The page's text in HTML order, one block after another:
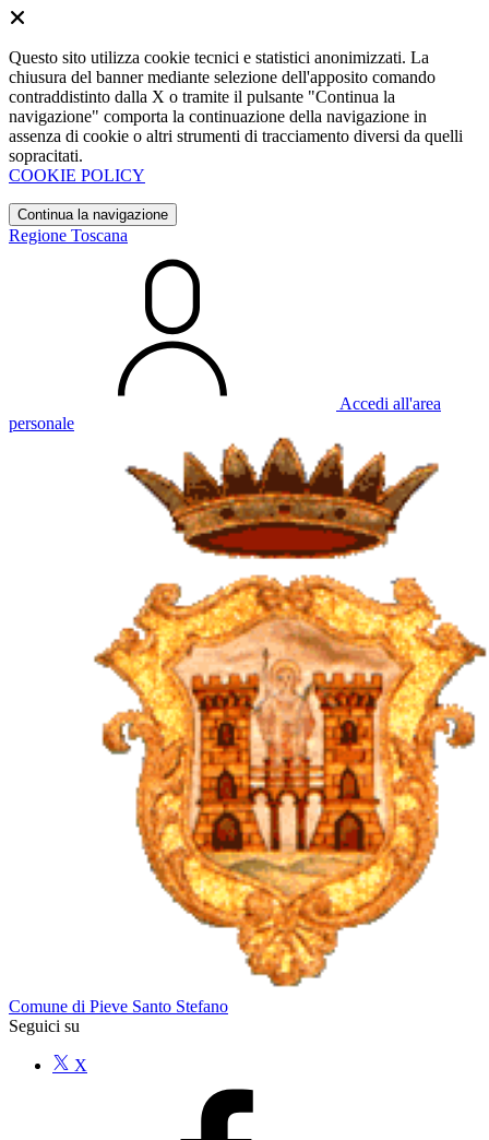
Questo sito utilizza cookie tecnici e statistici anonimizzati. La
chiusura del banner mediante selezione dell'apposito comando
contraddistinto dalla X o tramite il pulsante "Continua la
navigazione" comporta la continuazione della navigazione in
assenza di cookie o altri strumenti di tracciamento diversi da quelli
sopracitati.
COOKIE POLICY
Continua la navigazione
Regione Toscana
Accedi all'area
personale
Comune di Pieve Santo Stefano
Seguici su
X